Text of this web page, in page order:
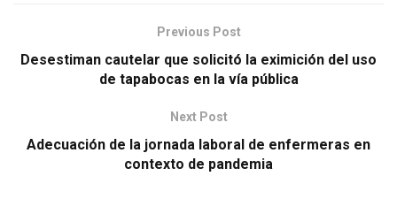
Previous Post
Desestiman cautelar que solicitó la eximición del uso
de tapabocas en la vía pública
Next Post
Adecuación de la jornada laboral de enfermeras en
contexto de pandemia